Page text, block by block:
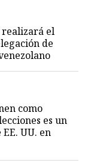
realizará el
de
como
es un
UU. en